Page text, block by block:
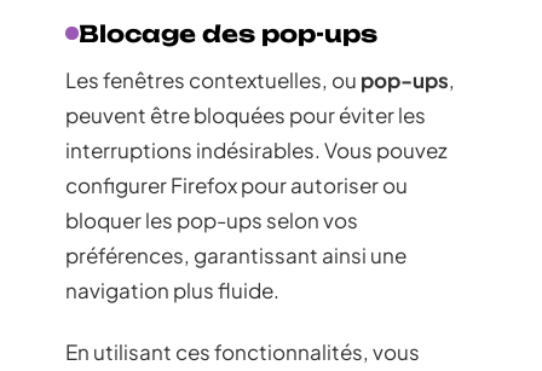
Blocage des pop-ups
Les fenêtres contextuelles, ou pop-ups,
peuvent être bloquées pour éviter les
interruptions indésirables. Vous pouvez
configurer Firefox pour autoriser ou
bloquer les pop-ups selon vos
préférences, garantissant ainsi une
navigation plus fluide.
En utilisant ces fonctionnalités, vous